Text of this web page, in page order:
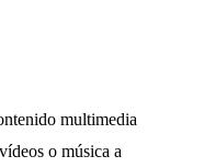
multimedia
o música a